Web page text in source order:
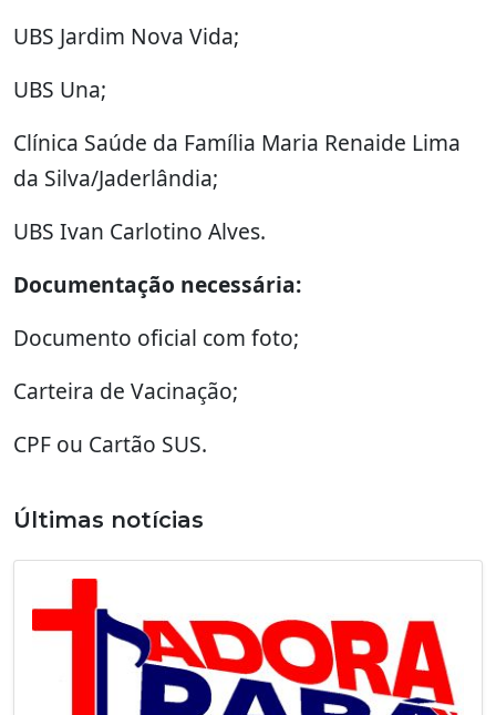
UBS Jardim Nova Vida;
UBS Una;
Clínica Saúde da Família Maria Renaide Lima
da Silva/Jaderlândia;
UBS Ivan Carlotino Alves.
Documentação necessária:
Documento oficial com foto;
Carteira de Vacinação;
CPF ou Cartão SUS.
Últimas notícias